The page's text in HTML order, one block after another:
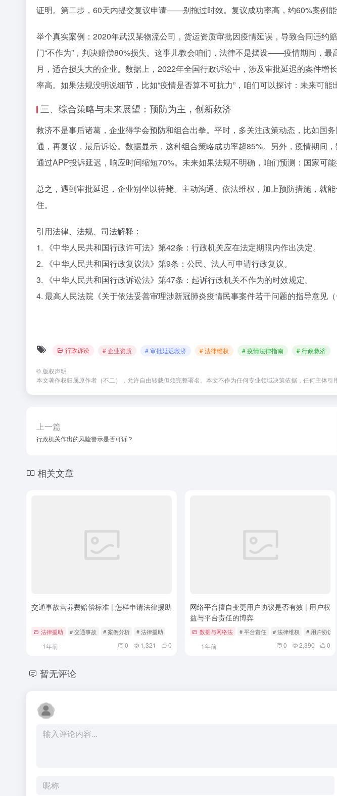
证明。第二步，60天内提交复议申请——别拖过时效。复议成功率高，约60%案例
举个真实案例：2020年武汉某物流公司，货运资质审批因疫情延误，导致合同违
门“不作为”，判决赔偿80%损失。这事儿教会咱们，法律不是摆设——疫情期间，
月，适合损失大的企业。数据上，2022年全国行政诉讼中，涉及审批延迟的案件增
率高。如果法规没明说细节，比如“疫情是否算不可抗力”，咱们可以探讨：未来可能
三、综合策略与未来展望：预防为主，创新救济
救济不是事后诸葛，企业得学会预防和组合出拳。平时，多关注政策动态，比如
通，再复议，最后诉讼。数据显示，这种组合策略成功率超85%。另外，疫情期间
通过APP投诉延迟，响应时间缩短70%。未来如果法规不明确，咱们预测：国家可
总之，遇到审批延迟，企业别坐以待毙。主动沟通、依法维权，加上预防措施，
住。
引用法律、法规、司法解释：
1. 《中华人民共和国行政许可法》第42条：行政机关应在法定期限内作出决定。
2. 《中华人民共和国行政复议法》第9条：公民、法人可申请行政复议。
3. 《中华人民共和国行政诉讼法》第47条：起诉行政机关不作为的时效规定。
4. 最高人民法院《关于依法妥善审理涉新冠肺炎疫情民事案件若干问题的指导意见（
行政诉讼 # 企业资质 # 审批延迟救济 # 法律维权 # 疫情法律指南 # 行政救济
© 版权声明
本文著作权归属原作者（不二），允许自由转载但须完整署名。本文不作为任何专业领域决策依据，任何主体
上一篇
行政机关作出的风险警示是否可诉？
相关文章
交通事故营养费赔偿标准 | 怎样申请法律援助
法律援助 # 交通事故 # 案例分析 # 法律援助
1年前 0 1,321 0
网络平台擅自变更用户协议是否有效 | 用户权
益与平台责任的博弈
数据与网络法 # 平台责任 # 法律维权 # 用户协议
1年前 0 2,390 0
暂无评论